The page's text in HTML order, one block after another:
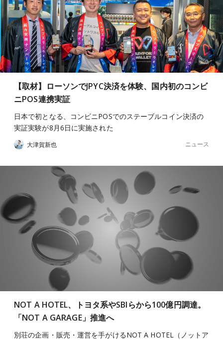
【取材】ローソンでJPYC決済を体験、国内初のコンビ
ニPOS連携実証
日本で初となる、コンビニPOSでのステーブルコイン決済の
実証実験が8月6日に実施された
大津賀新也 ニュース
NOT A HOTEL、トヨタ系やSBIらから100億円調達。
「NOT A GARAGE」推進へ
別荘の企画・販売・運営を手がけるNOT A HOTEL（ノットア